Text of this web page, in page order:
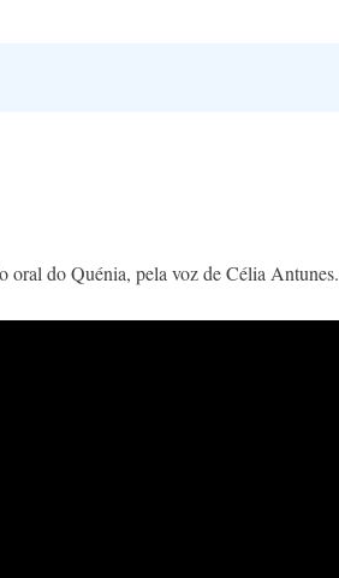
oral do Quénia, pela voz de Célia Antunes.